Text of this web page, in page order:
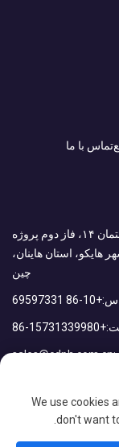
تماس با ما
Add : اتاق ۱۲۰۷–۱۲۰۸، طبقه دوازدهم، ساختمان ۱۴، فاز دوم پروژه
هایکو، استان هاینان،
چین
+86-10 69597331
+86-15731339980
sales@cdph.com.cn
We use cookies
don't want